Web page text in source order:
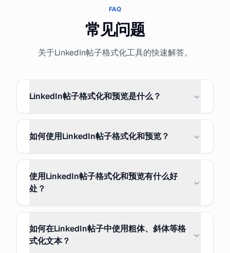
FAQ
常见问题
关于LinkedIn帖子格式化工具的快速解答。
LinkedIn帖子格式化和预览是什么？
如何使用LinkedIn帖子格式化和预览？
使用LinkedIn帖子格式化和预览有什么好
处？
如何在LinkedIn帖子中使用粗体、斜体等格
式化文本？